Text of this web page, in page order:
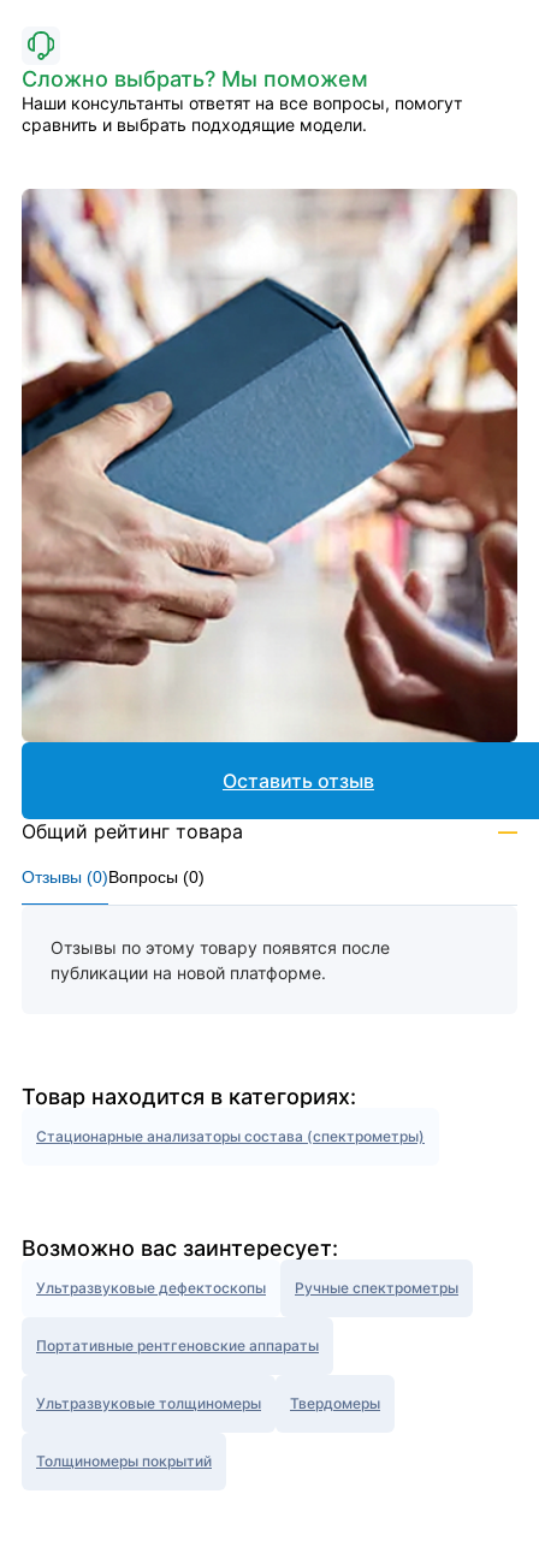
Сложно выбрать? Мы поможем
Наши консультанты ответят на все вопросы, помогут
сравнить и выбрать подходящие модели.
Отзывы (0)Вопросы (0)
Отзывы по этому товару появятся после
публикации на новой платформе.
Оставить отзыв
Общий рейтинг товара —
Товар находится в категориях:
Стационарные анализаторы состава (спектрометры)
Возможно вас заинтересует:
Ультразвуковые дефектоскопы Ручные спектрометры
Портативные рентгеновские аппараты
Ультразвуковые толщиномеры Твердомеры
Толщиномеры покрытий